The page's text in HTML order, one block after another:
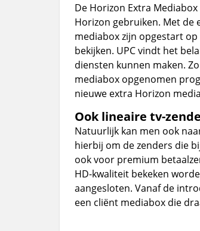
De Horizon Extra Mediabox
Horizon gebruiken. Met de
mediabox zijn opgestart
bekijken. UPC vindt het
diensten kunnen maken.
mediabox opgenomen
nieuwe extra Horizon
Ook lineaire tv-
Natuurlijk kan men ook
hierbij om de zenders die
ook voor premium
HD-kwaliteit bekeken
aangesloten. Vanaf de
een cliënt mediabox die